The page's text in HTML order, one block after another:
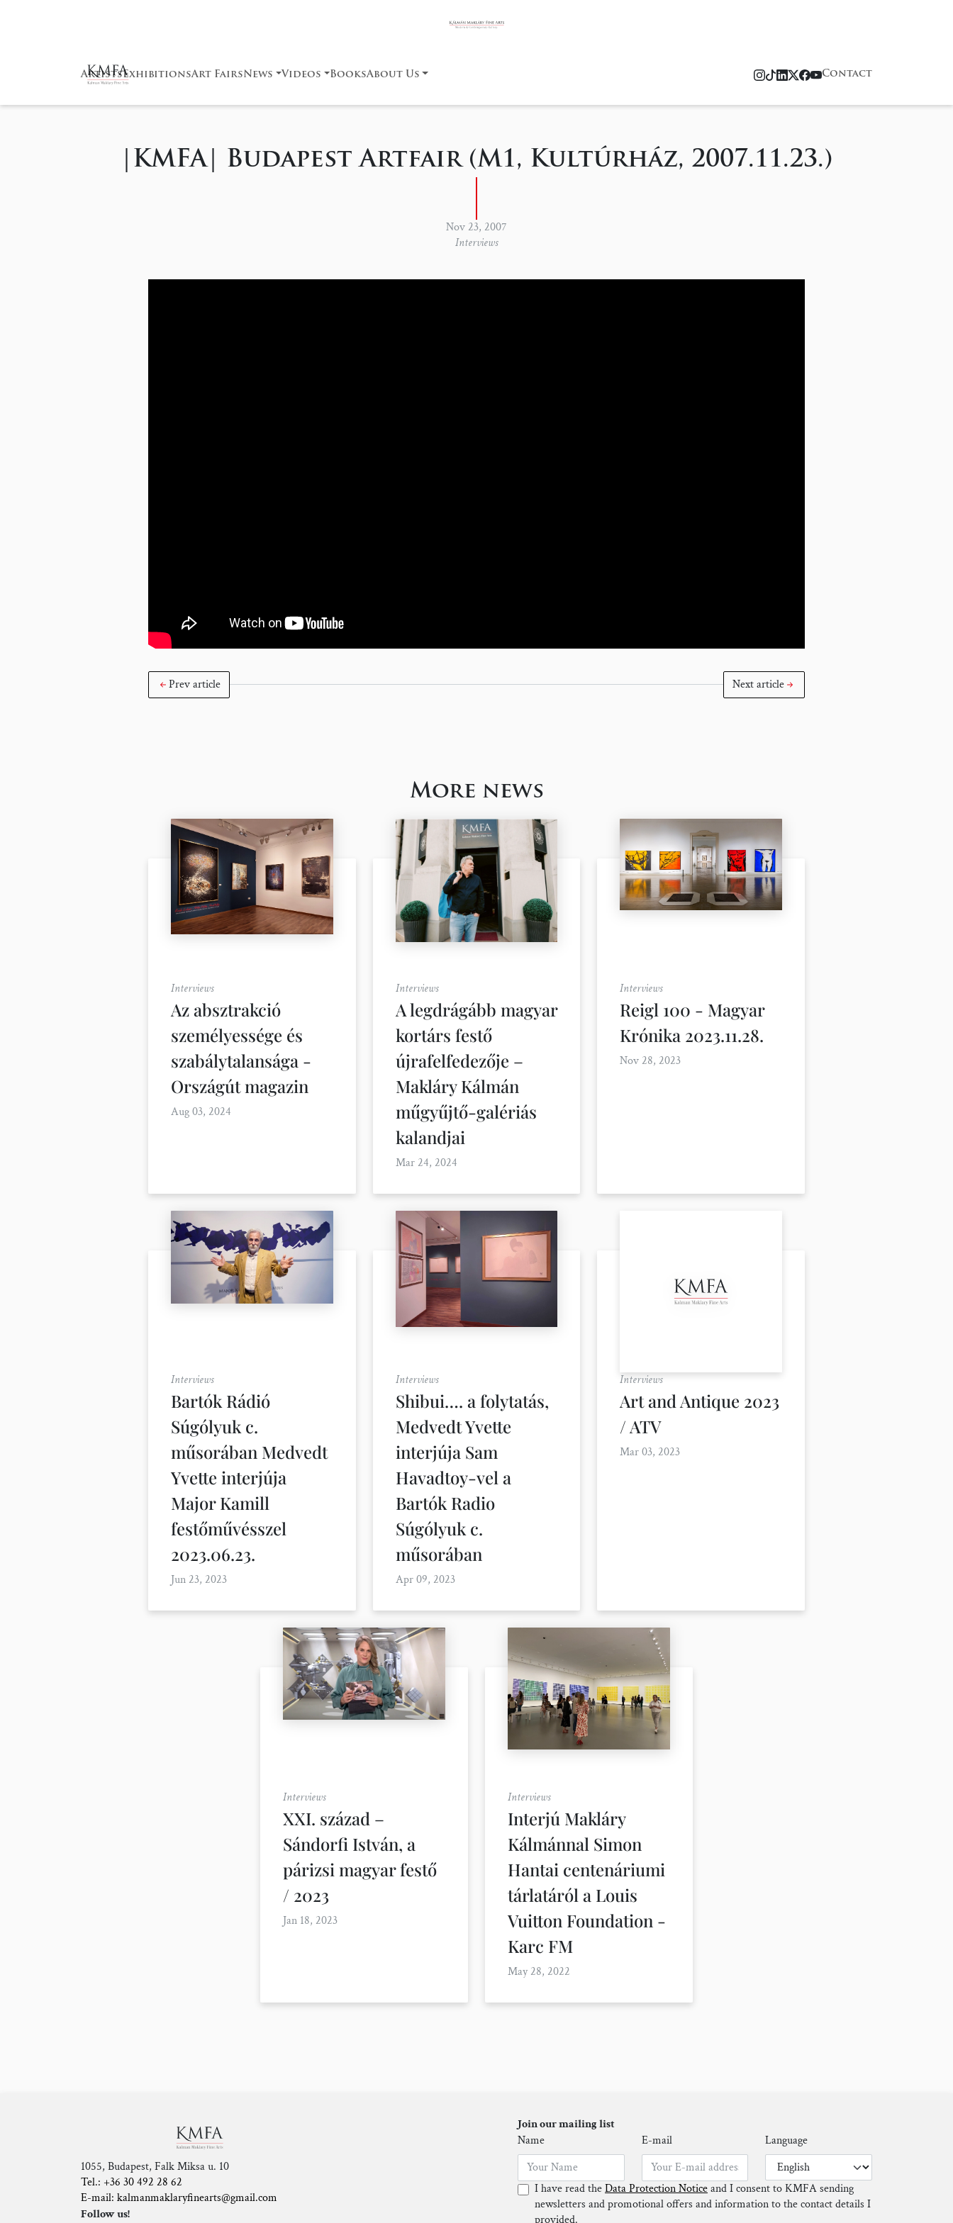
ArtistsExhibitionsArt FairsNews Videos BooksAbout Us Contact
|KMFA| Budapest Artfair (M1, Kultúrház, 2007.11.23.)
Nov 23, 2007
Interviews
Prev article Next article
More news
Interviews
Az absztrakció
személyessége és
szabálytalansága -
Országút magazin
Aug 03, 2024
Interviews
A legdrágább magyar
kortárs festő
újrafelfedezője –
Makláry Kálmán
műgyűjtő-galériás
kalandjai
Mar 24, 2024
Interviews
Reigl 100 - Magyar
Krónika 2023.11.28.
Nov 28, 2023
Interviews
Bartók Rádió
Súgólyuk c.
műsorában Medvedt
Yvette interjúja
Major Kamill
festőművésszel
2023.06.23.
Jun 23, 2023
Interviews
Shibui…. a folytatás,
Medvedt Yvette
interjúja Sam
Havadtoy-vel a
Bartók Radio
Súgólyuk c.
műsorában
Apr 09, 2023
Interviews
Art and Antique 2023
/ ATV
Mar 03, 2023
Interviews
XXI. század –
Sándorfi István, a
párizsi magyar festő
/ 2023
Jan 18, 2023
Interviews
Interjú Makláry
Kálmánnal Simon
Hantai centenáriumi
tárlatáról a Louis
Vuitton Foundation -
Karc FM
May 28, 2022
1055, Budapest, Falk Miksa u. 10
Tel.: +36 30 492 28 62
E-mail: kalmanmaklaryfinearts@gmail.com
Follow us!
Join our mailing list
Name
E-mail Language
I have read theData Protection Noticeand I consent to KMFA sending
newsletters and promotional offers and information to the contact details I
provided.